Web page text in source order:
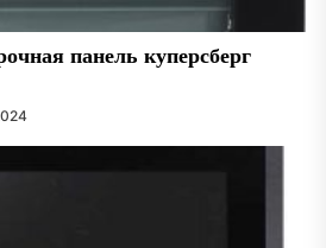
панель куперсберг